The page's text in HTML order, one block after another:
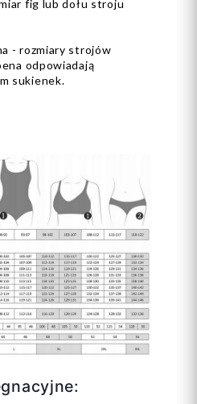
fig lub dołu stroju
- rozmiary strojów
odpowiadają
sukienek.